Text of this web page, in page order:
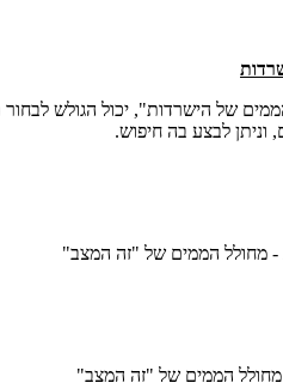
של הישרדות", יכול הגולש
וניתן לבצע בה חיפוש.
- מחולל הממים של "זה המצב"
מחולל הממים של "זה המצב"